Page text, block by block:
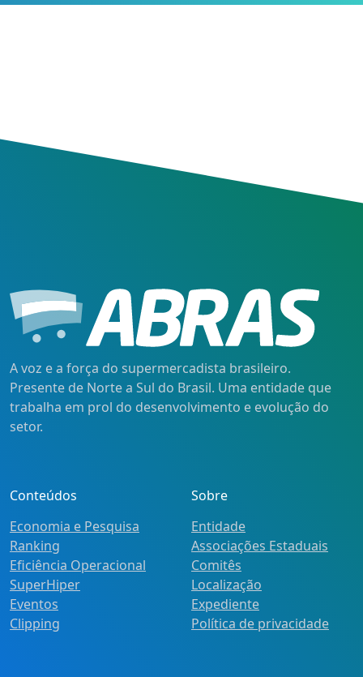
A voz e a força do supermercadista brasileiro.
Presente de Norte a Sul do Brasil. Uma entidade que
trabalha em prol do desenvolvimento e evolução do
setor.
Conteúdos
Economia e Pesquisa
Ranking
Eficiência Operacional
SuperHiper
Eventos
Clipping
Sobre
Entidade
Associações Estaduais
Comitês
Localização
Expediente
Política de privacidade